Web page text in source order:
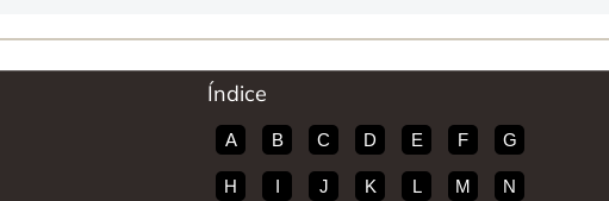
Índice
A B C D E F G
H I J K L M N